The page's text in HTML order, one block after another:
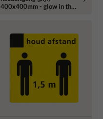
400x400mm - glow in the